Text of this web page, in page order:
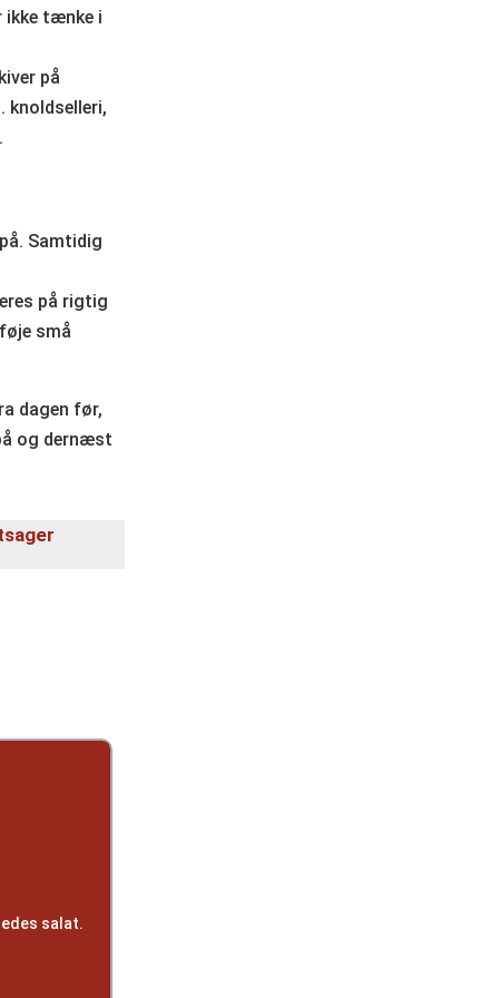
ikke tænke i
på
knoldselleri,
Samtidig
på rigtig
små
dagen før,
og dernæst
salat.